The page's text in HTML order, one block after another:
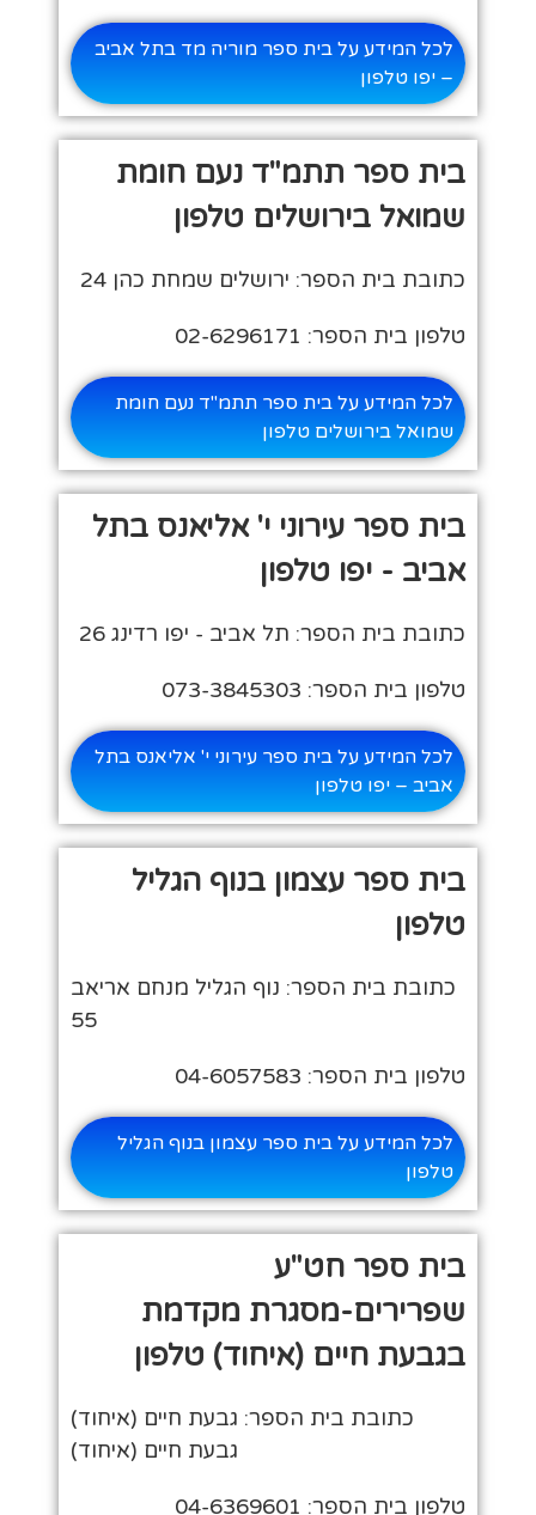
לכל המידע על בית ספר מוריה מד בתל אביב
– יפו טלפון
בית ספר תתמ"ד נעם חומת
שמואל בירושלים טלפון
כתובת בית הספר: ירושלים שמחת כהן 24
טלפון בית הספר: 02-6296171
לכל המידע על בית ספר תתמ"ד נעם חומת
שמואל בירושלים טלפון
בית ספר עירוני י' אליאנס בתל
אביב - יפו טלפון
כתובת בית הספר: תל אביב - יפו רדינג 26
טלפון בית הספר: 073-3845303
לכל המידע על בית ספר עירוני י' אליאנס בתל
אביב – יפו טלפון
בית ספר עצמון בנוף הגליל
טלפון
כתובת בית הספר: נוף הגליל מנחם אריאב
55
טלפון בית הספר: 04-6057583
לכל המידע על בית ספר עצמון בנוף הגליל
טלפון
בית ספר חט"ע
שפרירים-מסגרת מקדמת
בגבעת חיים (איחוד) טלפון
כתובת בית הספר: גבעת חיים (איחוד)
גבעת חיים (איחוד)
טלפון בית הספר: 04-6369601